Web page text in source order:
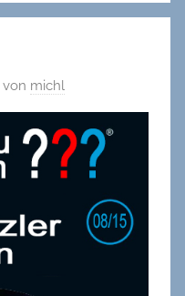
von michl